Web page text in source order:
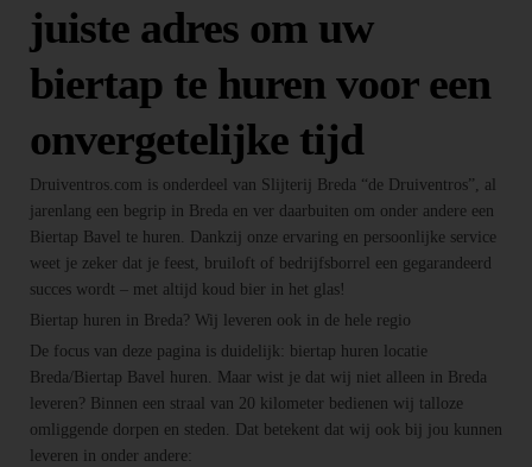
juiste adres om uw
biertap te huren voor een
onvergetelijke tijd
Druiventros.com is onderdeel van Slijterij Breda “de Druiventros”, al
jarenlang een begrip in Breda en ver daarbuiten om onder andere een
Biertap Bavel te huren. Dankzij onze ervaring en persoonlijke service
weet je zeker dat je feest, bruiloft of bedrijfsborrel een gegarandeerd
succes wordt – met altijd koud bier in het glas!
Biertap huren in Breda? Wij leveren ook in de hele regio
De focus van deze pagina is duidelijk: biertap huren locatie
Breda/Biertap Bavel huren. Maar wist je dat wij niet alleen in Breda
leveren? Binnen een straal van 20 kilometer bedienen wij talloze
omliggende dorpen en steden. Dat betekent dat wij ook bij jou kunnen
leveren in onder andere: